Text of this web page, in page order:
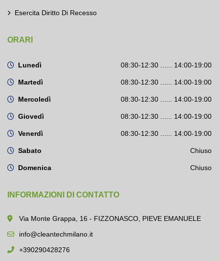
Esercita Diritto Di Recesso
ORARI
Lunedì 08:30-12:30 ...... 14:00-19:00
Martedì 08:30-12:30 ...... 14:00-19:00
Mercoledì 08:30-12:30 ...... 14:00-19:00
Giovedì 08:30-12:30 ...... 14:00-19:00
Venerdì 08:30-12:30 ...... 14:00-19:00
Sabato Chiuso
Domenica Chiuso
INFORMAZIONI DI CONTATTO
Via Monte Grappa, 16 - FIZZONASCO, PIEVE EMANUELE
info@cleantechmilano.it
+390290428276